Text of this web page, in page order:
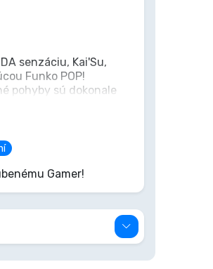
senzáciu, Kai'Su,
Funko POP!
pohyby sú dokonale
pravého fanúšika
Prázdnoty!
Gamer!